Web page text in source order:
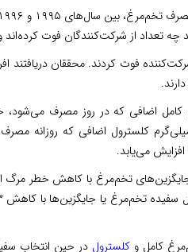
مطالعه، بیش از ۱۲۹ هزار شرکت‌کننده فوت کردند.
تخم‌مرغ با کاهش خطر مرگ
کامل وکلسترول در حین انتخاب